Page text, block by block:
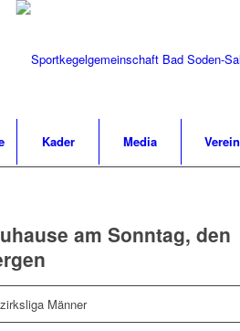
Kader Media Verein
am Sonntag, den
Männer